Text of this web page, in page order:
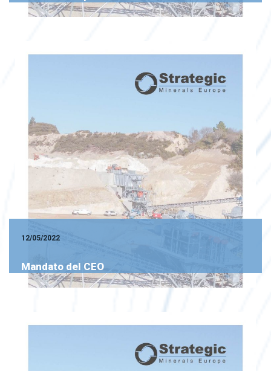
12/05/2022
Mandato del CEO